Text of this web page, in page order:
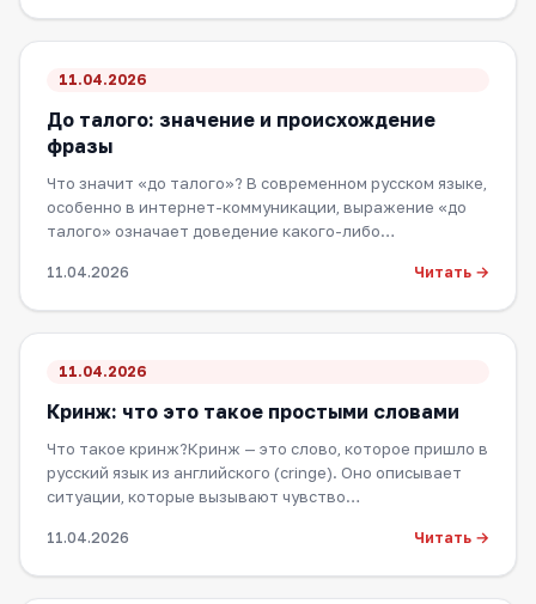
11.04.2026
До талого: значение и происхождение
фразы
Что значит «до талого»? В современном русском языке,
особенно в интернет-коммуникации, выражение «до
талого» означает доведение какого-либо…
11.04.2026 Читать →
11.04.2026
Кринж: что это такое простыми словами
Что такое кринж?Кринж — это слово, которое пришло в
русский язык из английского (cringe). Оно описывает
ситуации, которые вызывают чувство…
11.04.2026 Читать →